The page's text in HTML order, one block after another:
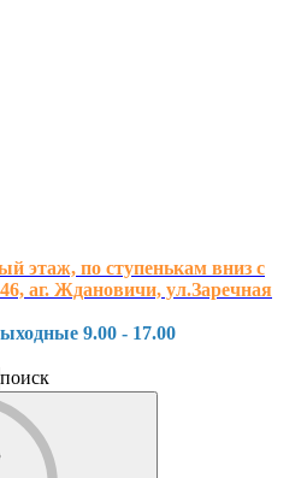
по ступенькам вниз с
аг. Ждановичи, ул.Заречная
9.00 - 17.00
поиск